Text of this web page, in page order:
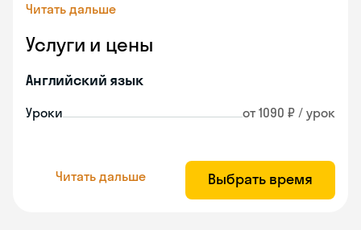
Читать дальше
Услуги и цены
Английский язык
Уроки от 1090 ₽ / урок
Читать дальше Выбрать время